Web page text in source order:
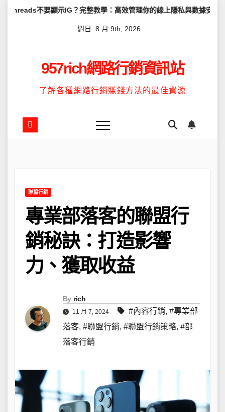
示IG？完整教學：高效管理你的線上隱私與數據安全 怎麼讓
週日. 8 月 9th, 2026
957rich網路行銷資訊站
了解各種網路行銷賺錢方法的最佳資源
聯盟行銷
專業部落客的聯盟行
銷秘訣：打造影響
力、獲取收益
By rich
11 月 7, 2024 #內容行銷, #專業部
落客, #聯盟行銷, #聯盟行銷策略, #部
落客行銷